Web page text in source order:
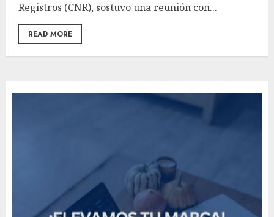
Registros (CNR), sostuvo una reunión con...
READ MORE